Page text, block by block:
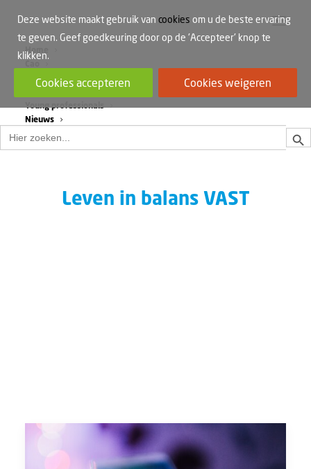
Home
Werkdruk
Vrouwen in de bouw
Young professionals
Nieuws
Zoek
naar:
Leven in balans VAST
Deze website maakt gebruik van cookies om u de beste ervaring
te geven. Geef goedkeuring door op de 'Accepteer' knop te
klikken.
Cookies accepteren Cookies weigeren